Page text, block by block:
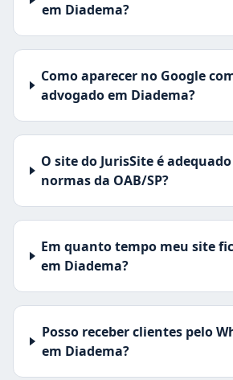
em Diadema?
Como aparecer no Google
advogado em Diadema?
O site do JurisSite é
normas da OAB/SP?
Em quanto tempo meu site
em Diadema?
Posso receber clientes pelo
em Diadema?